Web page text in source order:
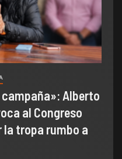
campaña»: Alberto
al Congreso
la tropa rumbo a